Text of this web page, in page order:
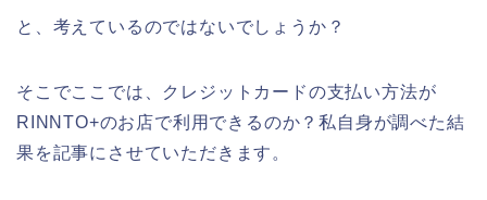
と、考えているのではないでしょうか？
そこでここでは、クレジットカードの支払い方法が
RINNTO+のお店で利用できるのか？私自身が調べた結
果を記事にさせていただきます。